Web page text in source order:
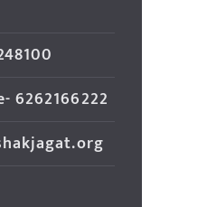
6262166222